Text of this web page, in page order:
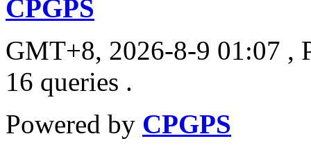
CPGPS
GMT+8, 2026-8-9 01:07 ,
16 queries .
Powered by CPGPS